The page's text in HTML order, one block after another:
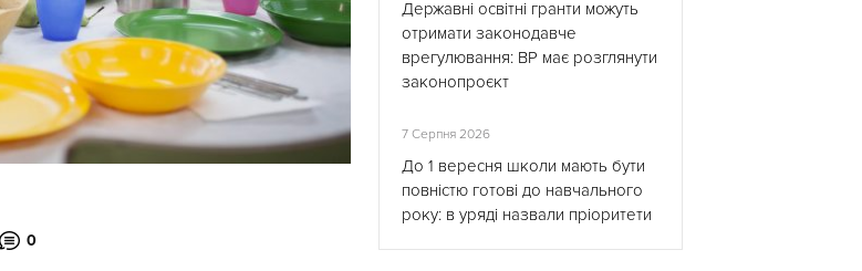
0
Державні освітні гранти можуть
отримати законодавче
врегулювання: ВР має розглянути
законопроєкт
7 Серпня 2026
До 1 вересня школи мають бути
повністю готові до навчального
року: в уряді назвали пріоритети